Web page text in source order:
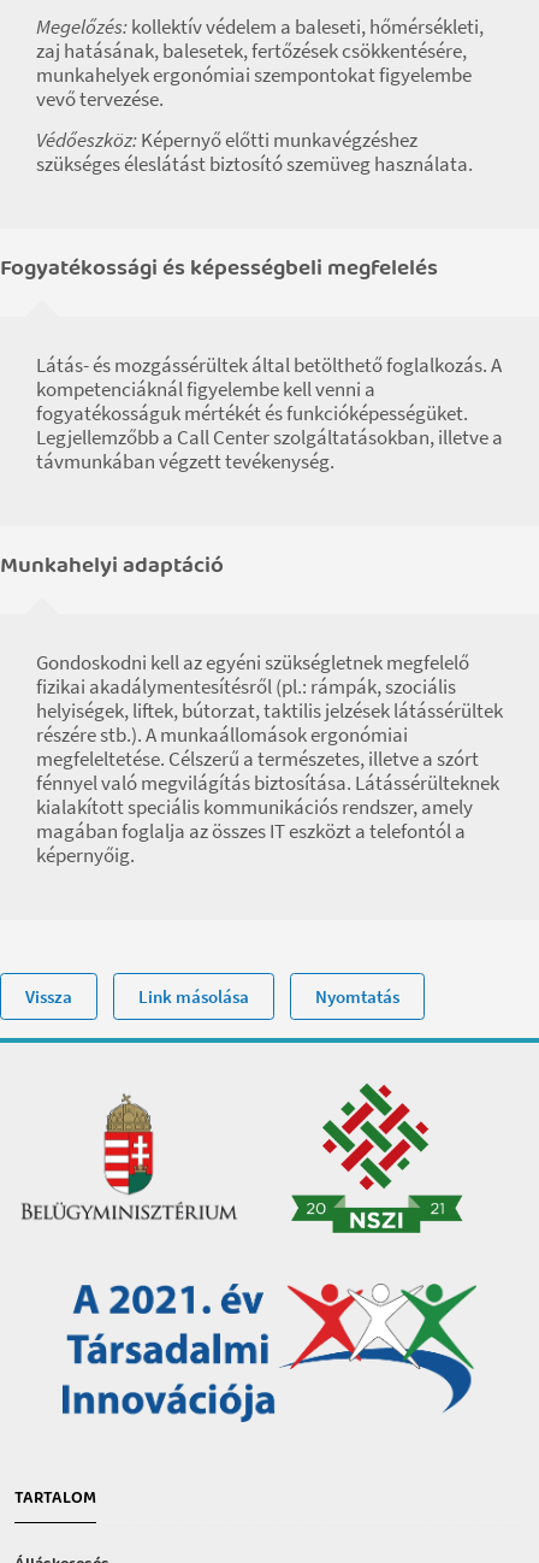
Megelőzés:kollektív védelem a baleseti, hőmérsékleti,
zaj hatásának, balesetek, fertőzések csökkentésére,
munkahelyek ergonómiai szempontokat figyelembe
vevő tervezése.
Védőeszköz:Képernyő előtti munkavégzéshez
szükséges éleslátást biztosító szemüveg használata.
Fogyatékossági és képességbeli megfelelés
Látás- és mozgássérültek által betölthető foglalkozás. A
kompetenciáknál figyelembe kell venni a
fogyatékosságuk mértékét és funkcióképességüket.
Legjellemzőbb a Call Center szolgáltatásokban, illetve a
távmunkában végzett tevékenység.
Munkahelyi adaptáció
Gondoskodni kell az egyéni szükségletnek megfelelő
fizikai akadálymentesítésről (pl.: rámpák, szociális
helyiségek, liftek, bútorzat, taktilis jelzések látássérültek
részére stb.). A munkaállomások ergonómiai
megfeleltetése. Célszerű a természetes, illetve a szórt
fénnyel való megvilágítás biztosítása. Látássérülteknek
kialakított speciális kommunikációs rendszer, amely
magában foglalja az összes IT eszközt a telefontól a
képernyőig.
Vissza Link másolása Nyomtatás
TARTALOM